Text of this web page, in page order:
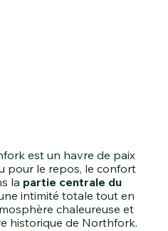
est un havre de paix
pour le repos, le confort
la partie centrale du
intimité totale tout en
chaleureuse et
historique de Northfork.